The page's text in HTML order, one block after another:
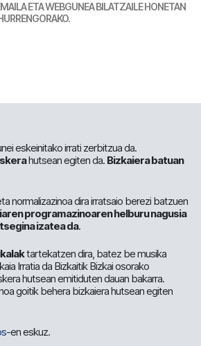
ETA WEBGUNEA BILATZAILE HONETAN
eskeinitako irrati zerbitzua da.
hutsean egiten da. Bizkaiera batuan
normalizazinoa dira irratsaio berezi batzuen
programazinoaren helburu nagusia
izatea da.
tartekatzen dira, batez be musika
Irratia da Bizkaitik Bizkai osorako
hutsean emitiduten dauan bakarra.
goitik behera bizkaiera hutsean egiten
-en eskuz.